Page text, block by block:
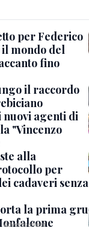
per Federico
mondo del
fino
il raccordo
agenti di
"Vincenzo
alla
per
cadaveri senza
la prima gru